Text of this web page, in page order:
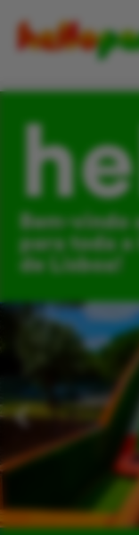
Bem-vindo
para toda
de Lisboa!